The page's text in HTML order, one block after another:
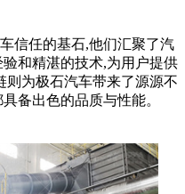
信任的基石,他们汇聚了汽
和精湛的技术,为用户提供
则为极石汽车带来了源源不
备出色的品质与性能。